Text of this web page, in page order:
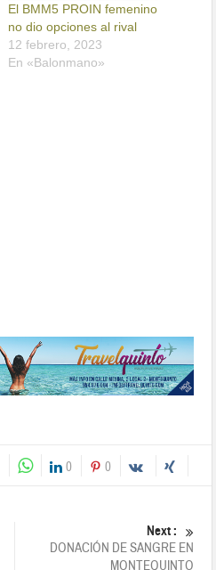
El BMM5 PROIN femenino
no dio opciones al rival
12 febrero, 2023
En «Balonmano»
0 0
Next :
DONACIÓN DE SANGRE EN
MONTEQUINTO